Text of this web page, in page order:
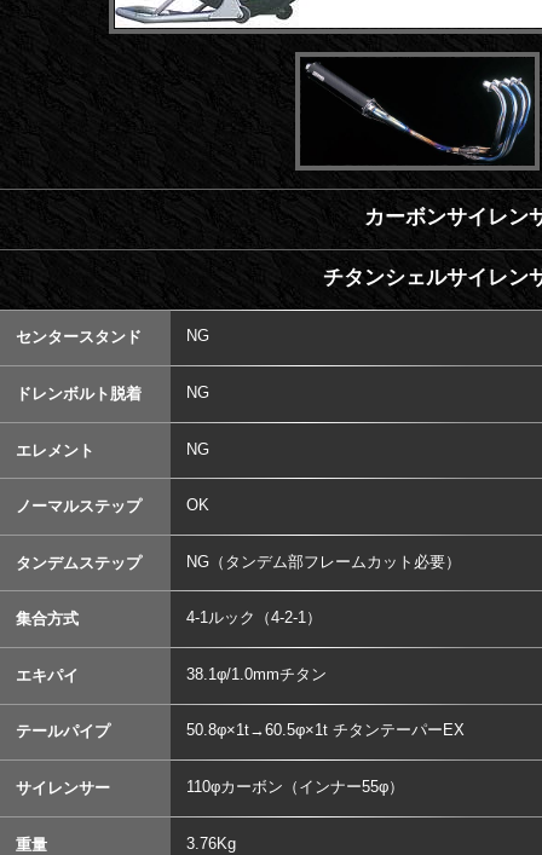
カーボンサイレン
チタンシェルサイレン
センタースタンド NG
ドレンボルト脱着 NG
エレメント NG
ノーマルステップ OK
タンデムステップ NG（タンデム部フレームカット必要）
集合方式 4-1ルック（4-2-1）
エキパイ 38.1φ/1.0mmチタン
テールパイプ 50.8φ×1t→60.5φ×1t チタンテーパーEX
サイレンサー 110φカーボン（インナー55φ）
重量 3.76Kg